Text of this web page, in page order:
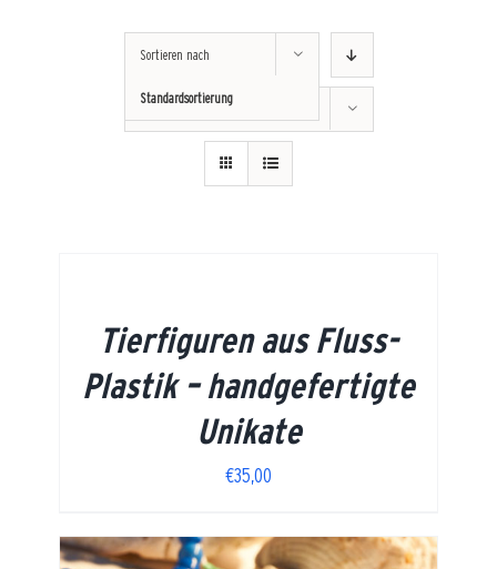
Sortieren nach
Standardsortierung
Tierfiguren aus Fluss-
Plastik – handgefertigte
Unikate
€35,00